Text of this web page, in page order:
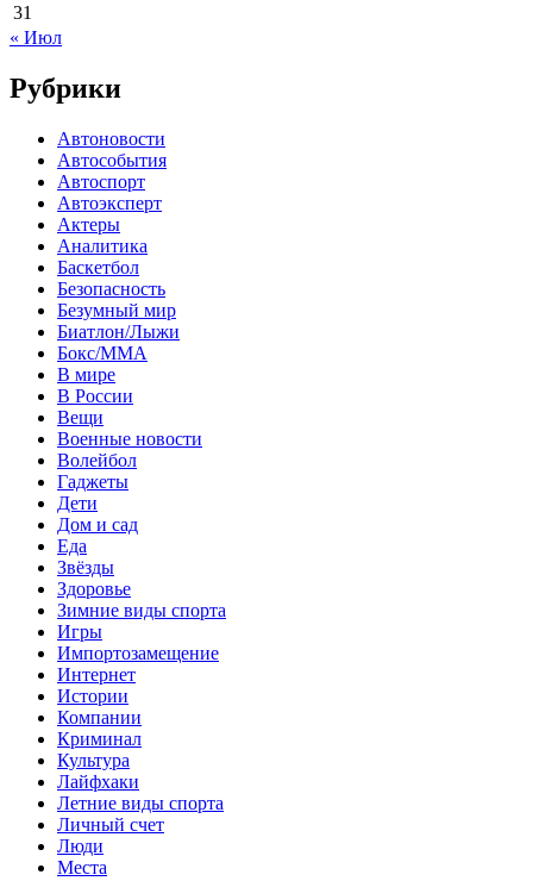
31
« Июл
Рубрики
Автоновости
Автособытия
Автоспорт
Автоэксперт
Актеры
Аналитика
Баскетбол
Безопасность
Безумный мир
Биатлон/Лыжи
Бокс/MMA
В мире
В России
Вещи
Военные новости
Волейбол
Гаджеты
Дети
Дом и сад
Еда
Звёзды
Здоровье
Зимние виды спорта
Игры
Импортозамещение
Интернет
Истории
Компании
Криминал
Культура
Лайфхаки
Летние виды спорта
Личный счет
Люди
Места